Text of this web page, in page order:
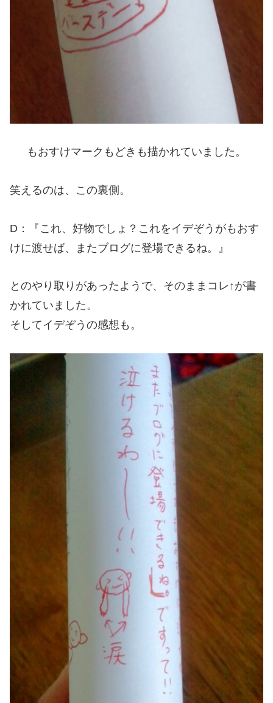
もおすけマークもどきも描かれていました。
笑えるのは、この裏側。
D：『これ、好物でしょ？これをイデぞうがもおす
けに渡せば、またブログに登場できるね。』
とのやり取りがあったようで、そのままコレ↑が書
かれていました。
そしてイデぞうの感想も。